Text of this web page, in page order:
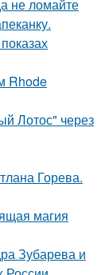
не ломайте
Rhode
Лотос" через
Горева.
магия
Зубарева и